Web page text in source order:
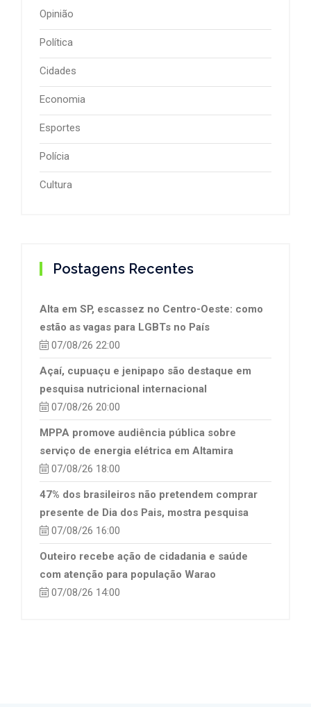
Opinião
Política
Cidades
Economia
Esportes
Polícia
Cultura
Postagens Recentes
Alta em SP, escassez no Centro-Oeste: como
estão as vagas para LGBTs no País
07/08/26 22:00
Açaí, cupuaçu e jenipapo são destaque em
pesquisa nutricional internacional
07/08/26 20:00
MPPA promove audiência pública sobre
serviço de energia elétrica em Altamira
07/08/26 18:00
47% dos brasileiros não pretendem comprar
presente de Dia dos Pais, mostra pesquisa
07/08/26 16:00
Outeiro recebe ação de cidadania e saúde
com atenção para população Warao
07/08/26 14:00